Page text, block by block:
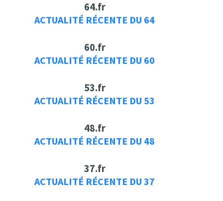
64.fr
ACTUALITÉ RÉCENTE DU 64
60.fr
ACTUALITÉ RÉCENTE DU 60
53.fr
ACTUALITÉ RÉCENTE DU 53
48.fr
ACTUALITÉ RÉCENTE DU 48
37.fr
ACTUALITÉ RÉCENTE DU 37